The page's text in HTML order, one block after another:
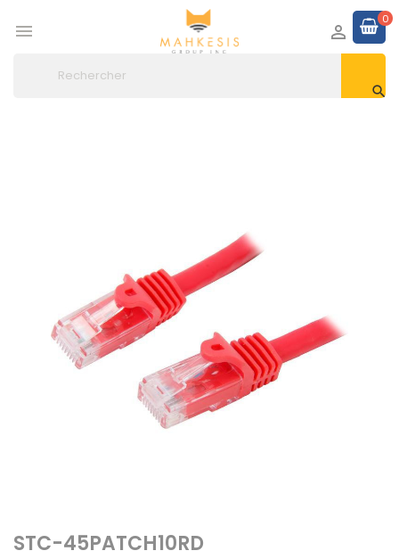

0


STC-45PATCH10RD